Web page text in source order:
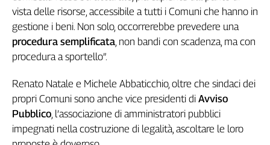
Newsletter
Social
vista delle risorse, accessibile a tutti i Comuni che hanno in
gestione i beni. Non solo, occorrerebbe prevedere una
procedura semplificata, non bandi con scadenza, ma con
procedura a sportello”.
Renato Natale e Michele Abbaticchio, oltre che sindaci dei
propri Comuni sono anche vice presidenti di Avviso
Pubblico, l’associazione di amministratori pubblici
impegnati nella costruzione di legalità, ascoltare le loro